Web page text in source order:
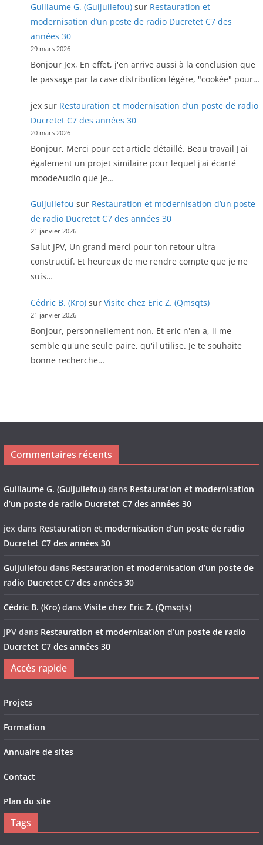
Guillaume G. (Guijuilefou)sur Restauration et
modernisation d’un poste de radio Ducretet C7 des
années 30
29 mars 2026
Bonjour Jex, En effet, j'en arrive aussi à la conclusion que
le passage par la case distribution légère, "cookée" pour…
jexsur Restauration et modernisation d’un poste de radio
Ducretet C7 des années 30
20 mars 2026
Bonjour, Merci pour cet article détaillé. Beau travail J'ai
également un projet similaire pour lequel j'ai écarté
moodeAudio que je…
Guijuilefou sur Restauration et modernisation d’un poste
de radio Ducretet C7 des années 30
21 janvier 2026
Salut JPV, Un grand merci pour ton retour ultra
constructif. Et heureux de me rendre compte que je ne
suis…
Cédric B. (Kro)sur Visite chez Eric Z. (Qmsqts)
21 janvier 2026
Bonjour, personnellement non. Et eric n'en a, il me
semble qu'une seule paire, qu'il utilise. Je te souhaite
bonne recherche…
Commentaires récents
Guillaume G. (Guijuilefou) dans Restauration et modernisation
d’un poste de radio Ducretet C7 des années 30
jex dans Restauration et modernisation d’un poste de radio
Ducretet C7 des années 30
Guijuilefou dans Restauration et modernisation d’un poste de
radio Ducretet C7 des années 30
Cédric B. (Kro) dans Visite chez Eric Z. (Qmsqts)
JPV dans Restauration et modernisation d’un poste de radio
Ducretet C7 des années 30
Accès rapide
Projets
Formation
Annuaire de sites
Contact
Plan du site
Tags